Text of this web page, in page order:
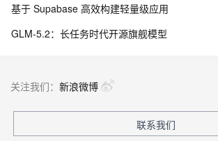
基于 Supabase 高效构建轻量级应用
GLM-5.2：长任务时代开源旗舰模型
关注我们： 新浪微博
联系我们